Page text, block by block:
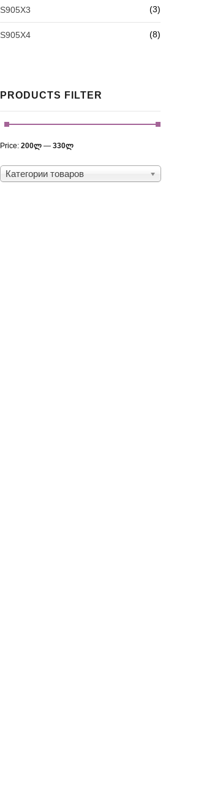
S905X3 (3)
S905X4 (8)
PRODUCTS FILTER
Price: 200ლ— 330ლ
Категории товаров